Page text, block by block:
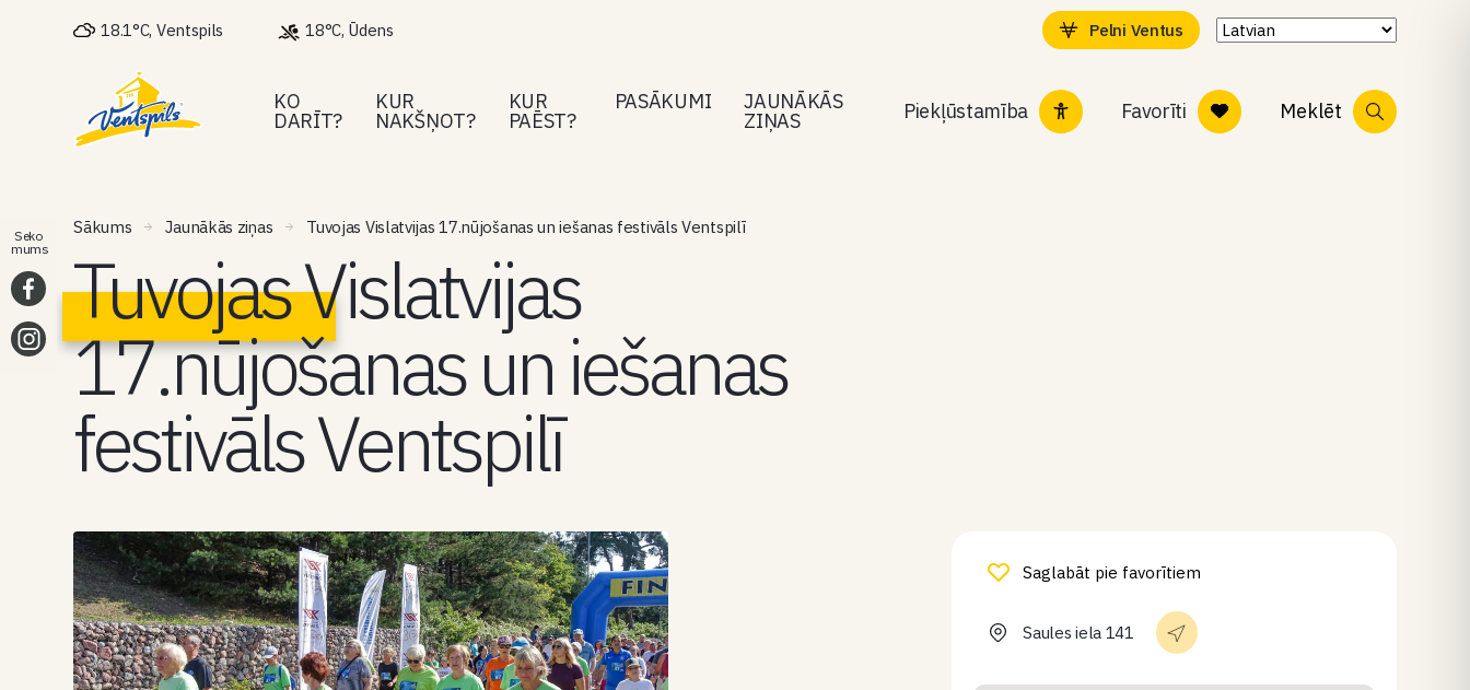
18.1°C, Ventspils 18°C, Ūdens Pelni Ventus
KO
DARĪT?
KUR
NAKŠŅOT?
KUR
PAĒST?
PASĀKUMI JAUNĀKĀS
ZIŅAS Piekļūstamība Favorīti Meklēt
Sākums Jaunākās ziņas Tuvojas Vislatvijas 17.nūjošanas un iešanas festivāls Ventspilī
Tuvojas Vislatvijas
17.nūjošanas un iešanas
festivāls Ventspilī
Saglabāt pie favorītiem
Saules iela 141
Seko
mums